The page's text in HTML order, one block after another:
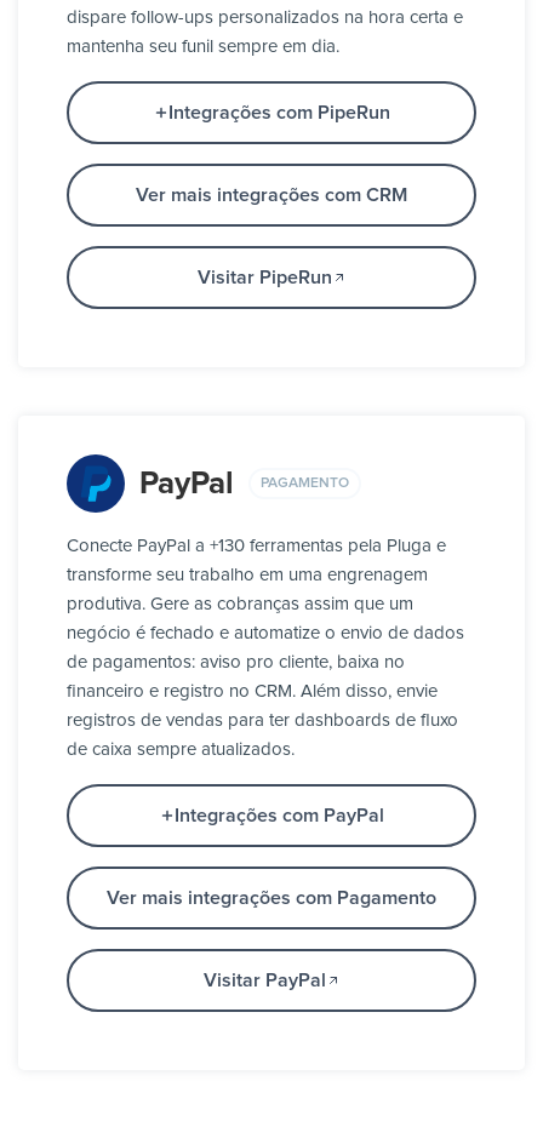
dispare follow-ups personalizados na hora certa e
mantenha seu funil sempre em dia.
Integrações com PipeRun
Ver mais integrações com CRM
Visitar PipeRun
PayPal PAGAMENTO
Conecte PayPal a +130 ferramentas pela Pluga e
transforme seu trabalho em uma engrenagem
produtiva. Gere as cobranças assim que um
negócio é fechado e automatize o envio de dados
de pagamentos: aviso pro cliente, baixa no
financeiro e registro no CRM. Além disso, envie
registros de vendas para ter dashboards de fluxo
de caixa sempre atualizados.
Integrações com PayPal
Ver mais integrações com Pagamento
Visitar PayPal